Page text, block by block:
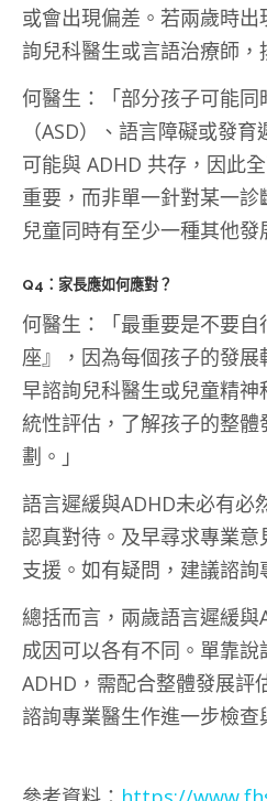
或會出現偏差。若兩歲時
詢兒科醫生或言語治療師，
何醫生：「部分孩子可能
（ASD）、語言障礙或發
可能與 ADHD 共存，因此
重要，而非單一針對某一
兒童同時有至少一種其他發
Q4：家長應如何應對？
何醫生：「最重要是不要自
座』，因為每個孩子的發
早諮詢兒科醫生或兒童精
統性評估，了解孩子的整
劃。」
語言遲緩與ADHD未必有必
認真對待。及早尋求專業
支援。如有疑問，建議諮詢
總括而言，兩歲語言遲緩與
成因可以各有不同。單靠
ADHD，需配合整體發展評
諮詢專業醫生作進一步檢查